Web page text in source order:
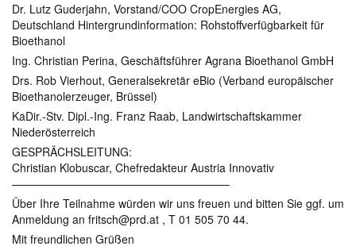
Dr. Lutz Guderjahn, Vorstand/COO CropEnergies AG,
Deutschland Hintergrundinformation: Rohstoffverfügbarkeit für
Bioethanol
Ing. Christian Perina, Geschäftsführer Agrana Bioethanol GmbH
Drs. Rob Vierhout, Generalsekretär eBio (Verband europäischer
Bioethanolerzeuger, Brüssel)
KaDir.-Stv. Dipl.-Ing. Franz Raab, Landwirtschaftskammer
Niederösterreich
GESPRÄCHSLEITUNG:
Christian Klobuscar, Chefredakteur Austria Innovativ
———————————————————–
Über Ihre Teilnahme würden wir uns freuen und bitten Sie ggf. um
Anmeldung an fritsch@prd.at , T 01 505 70 44.
Mit freundlichen Grüßen